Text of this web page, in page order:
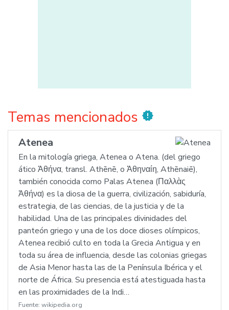
Temas mencionados new_releases
Atenea
En la mitología griega, Atenea o Atena. (del griego
ático Ἀθήνα, transl. Athēnē, o Ἀθηναίη, Athēnaiē),
también conocida como Palas Atenea (Παλλὰς
Ἀθήνα) es la diosa de la guerra, civilización, sabiduría,
estrategia, de las ciencias, de la justicia y de la
habilidad. Una de las principales divinidades del
panteón griego y una de los doce dioses olímpicos,
Atenea recibió culto en toda la Grecia Antigua y en
toda su área de influencia, desde las colonias griegas
de Asia Menor hasta las de la Península Ibérica y el
norte de África. Su presencia está atestiguada hasta
en las proximidades de la Indi…
Fuente: wikipedia.org